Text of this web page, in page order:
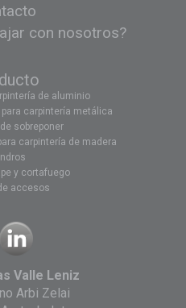
con nosotros?
de aluminio
carpintería metálica
sobreponer
carpintería de madera
y cortafuego
accesos
Valle Leniz
Arbi Zelai